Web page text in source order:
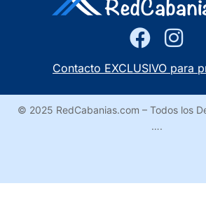
Contacto EXCLUSIVO para
© 2025 RedCabanias.com – Todos los
….